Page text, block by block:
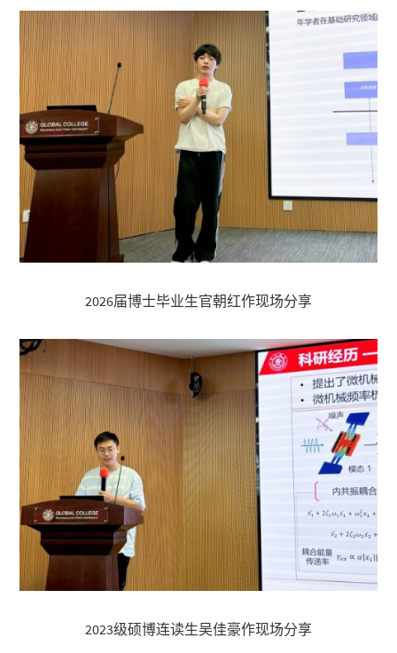
2026届博士毕业生官朝红作现场分享
2023级硕博连读生吴佳豪作现场分享